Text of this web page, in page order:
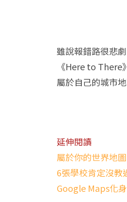
雖說報錯路很悲
《Here to There
屬於自己的城市地
延伸閱讀
屬於你的世界地
6張學校肯定沒教
Google Maps化